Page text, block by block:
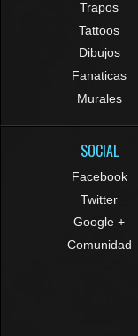
Trapos
Tattoos
Dibujos
Fanaticas
Murales
SOCIAL
Facebook
Twitter
Google +
Comunidad